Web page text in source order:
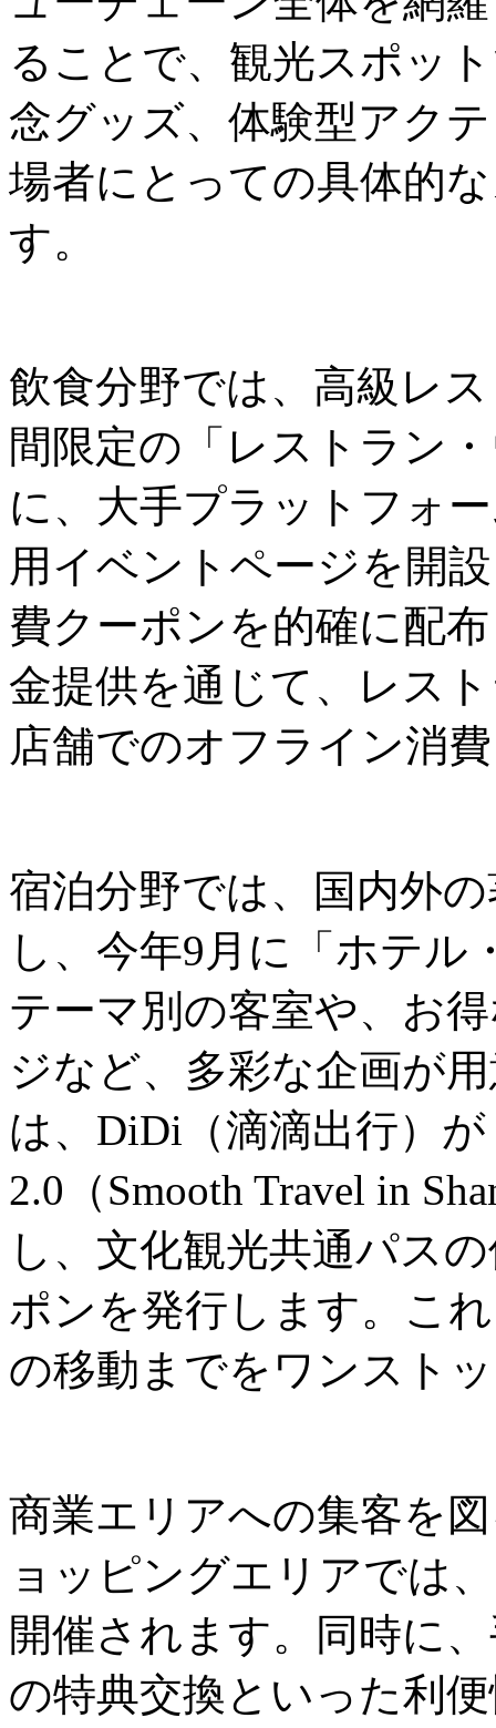
ることで、観光スポッ
念グッズ、体験型アク
場者にとっての具体的
す。
飲食分野では、高級レ
間限定の「レストラン
に、大手プラットフォ
用イベントページを開
費クーポンを的確に配
金提供を通じて、レス
店舗でのオフライン消
宿泊分野では、国内外
し、今年9月に「ホテル
テーマ別の客室や、お
ジなど、多彩な企画が
は、DiDi（滴滴出行）
2.0（Smooth Travel in
し、文化観光共通パス
ポンを発行します。こ
の移動までをワンスト
商業エリアへの集客を
ョッピングエリアでは
開催されます。同時に
の特典交換といった利